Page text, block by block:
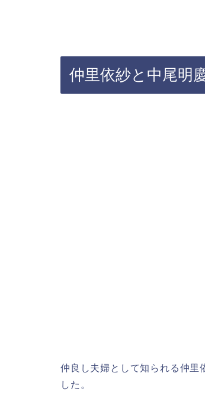
仲里依紗と中尾明
仲良し夫婦として知られる仲里
した。